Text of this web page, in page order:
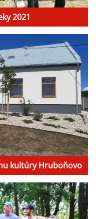
2021
kultúry Hruboňovo